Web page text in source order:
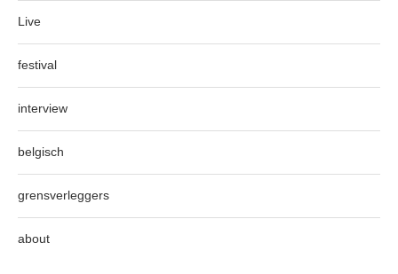
Live
festival
interview
belgisch
grensverleggers
about